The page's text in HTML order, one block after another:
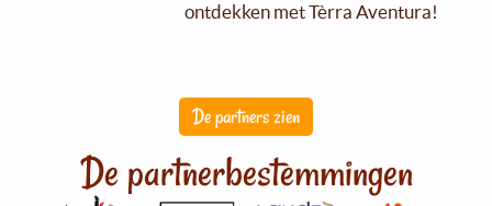
ontdekken met Tèrra Aventura!
De partners zien
De partnerbestemmingen